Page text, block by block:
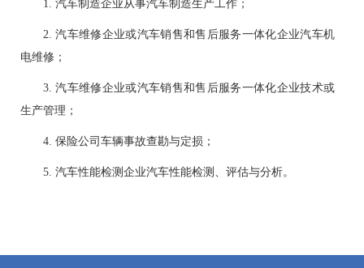
1. 汽车制造企业从事汽车制造生产工作；
2. 汽车维修企业或汽车销售和售后服务一体化企业汽车机
电维修；
3. 汽车维修企业或汽车销售和售后服务一体化企业技术或
生产管理；
4. 保险公司车辆事故查勘与定损；
5. 汽车性能检测企业汽车性能检测、评估与分析。